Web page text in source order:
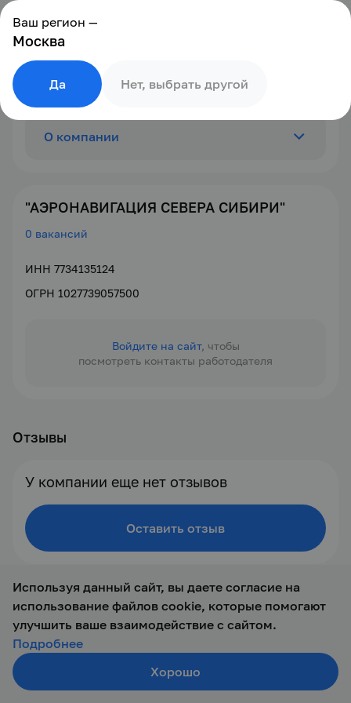
"АЭРОНАВИГАЦИЯ СЕВЕРА СИБИРИ"
0 вакансий
ИНН 7734135124
ОГРН 1027739057500
Войдите на сайт, чтобы
посмотреть контакты работодателя
О компании
Отзывы
У компании еще нет отзывов
Оставить отзыв
© 2019 — 2026 ООО Талант-М
Используя данный сайт, вы даете согласие на
использование файлов cookie, которые помогают
улучшить ваше взаимодействие с сайтом.
Подробнее
Хорошо
Ваш регион —
Москва
Нет, выбрать другой
Да